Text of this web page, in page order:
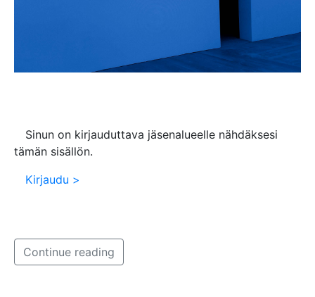
Sinun on kirjauduttava jäsenalueelle nähdäksesi
tämän sisällön.
Kirjaudu >
Continue reading